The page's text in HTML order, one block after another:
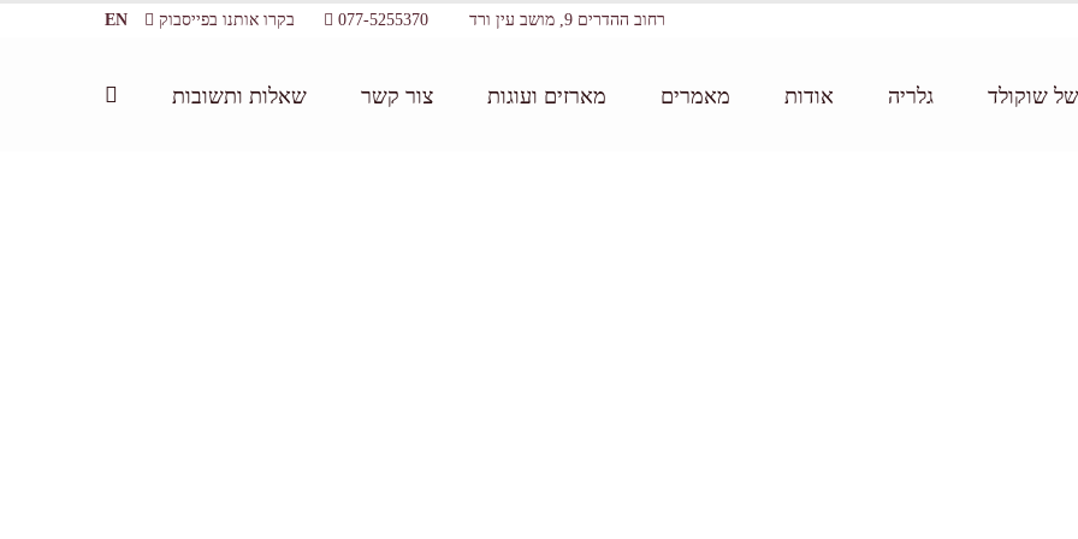
רחוב ההדרים 9, מושב עין ורד 077-5255370 בקרו אותנו בפייסבוק EN
שוקולד גלריה אודות מאמרים מארזים ועוגות צור קשר שאלות ותשובות